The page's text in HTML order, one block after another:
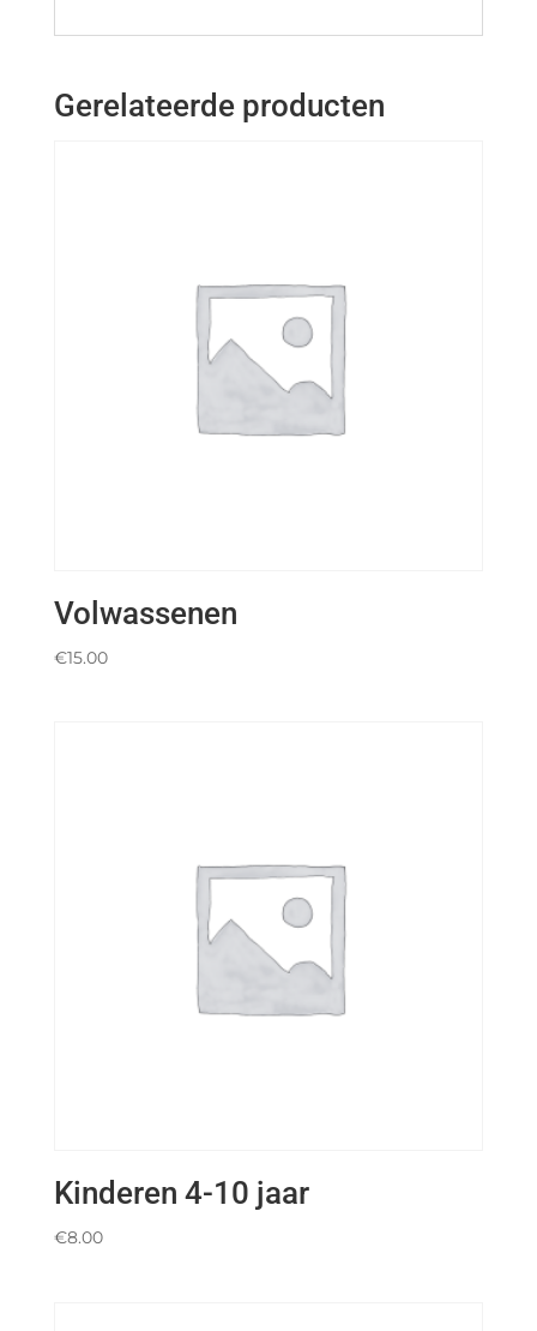
Gerelateerde producten
Volwassenen
€15.00
Kinderen 4-10 jaar
€8.00